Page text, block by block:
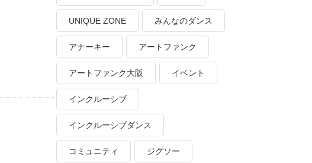
UNIQUE ZONE みんなのダンス
アナーキー アートファンク
アートファンク大阪 イベント
インクルーシブ
インクルーシブダンス
コミュニティ ジグソー